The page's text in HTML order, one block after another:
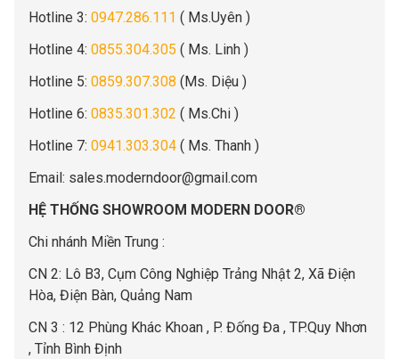
Hotline 3: 0947.286.111 ( Ms.Uyên )
Hotline 4: 0855.304.305 ( Ms. Linh )
Hotline 5: 0859.307.308 (Ms. Diệu )
Hotline 6: 0835.301.302 ( Ms.Chi )
Hotline 7: 0941.303.304 ( Ms. Thanh )
Email: sales.moderndoor@gmail.com
HỆ THỐNG SHOWROOM MODERN DOOR®
Chi nhánh Miền Trung :
CN 2: Lô B3, Cụm Công Nghiệp Trảng Nhật 2, Xã Điện
Hòa, Điện Bàn, Quảng Nam
CN 3 : 12 Phùng Khác Khoan , P. Đống Đa , TP.Quy Nhơn
, Tỉnh Bình Định